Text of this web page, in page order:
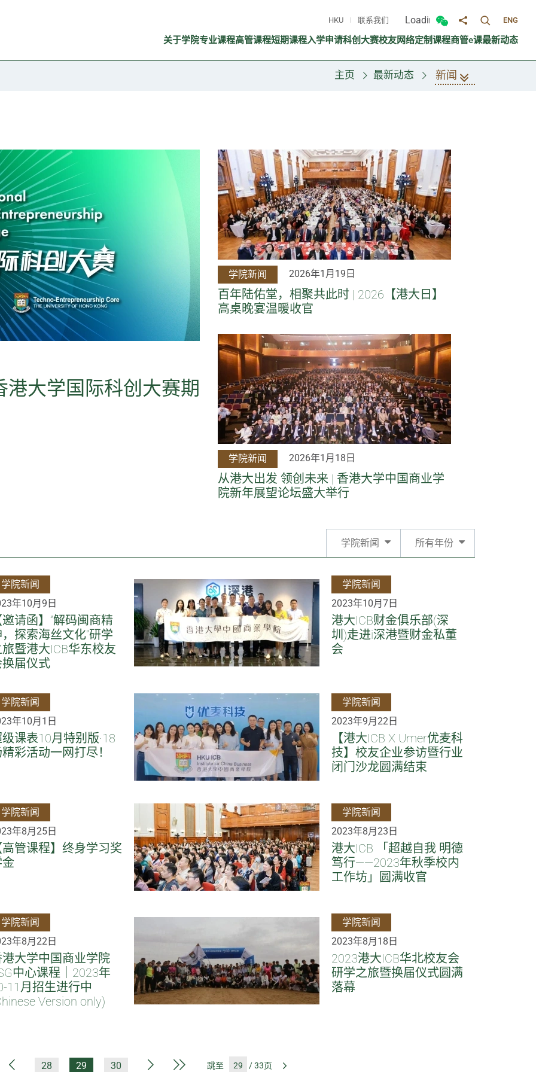
HKU 联系我们 Loading...
切换微信面板
分享至切换搜寻面
ENG
关于学院专业课程高管课程短期课程入学申请科创大赛校友网络定制课程商管e课最新动态
主页 最新动态 新闻
大学国际科创大赛期
学院新闻 2026年1月19日
百年陆佑堂，相聚共此时 | 2026【港大日】
高桌晚宴温暖收官
学院新闻 2026年1月18日
从港大出发 领创未来 | 香港大学中国商业学
院新年展望论坛盛大举行
学院新闻 所有年份
学院新闻
年10月9日
请函】“解码闽商精
探索海丝文化”研学
暨港大ICB华东校友
届仪式
学院新闻
2023年10月7日
港大ICB财金俱乐部(深
圳)走进i深港暨财金私董
会
学院新闻
年10月1日
课表10月特别版·18
彩活动一网打尽！
学院新闻
2023年9月22日
【港大ICB X Umer优麦科
技】校友企业参访暨行业
闭门沙龙圆满结束
学院新闻
年8月25日
管课程】终身学习奖
学院新闻
2023年8月23日
港大ICB 「超越自我 明德
笃行——2023年秋季校内
工作坊」圆满收官
学院新闻
年8月22日
大学中国商业学院
中心课程｜2023年
11月招生进行中
Version only)
学院新闻
2023年8月18日
2023港大ICB华北校友会
研学之旅暨换届仪式圆满
落幕
页 上一页28 29 30 下一页 最后一页
跳至 / 33页